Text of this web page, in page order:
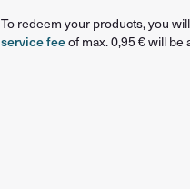
To redeem your products, you
service feeof max. 0,95 € will be